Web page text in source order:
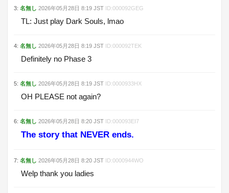
3: 名無し 2026年05月28日 8:19 JST ID:000092GEG
TL: Just play Dark Souls, lmao
4: 名無し 2026年05月28日 8:19 JST ID:000092TEK
Definitely no Phase 3
5: 名無し 2026年05月28日 8:19 JST ID:0000933HX
OH PLEASE not again?
6: 名無し 2026年05月28日 8:20 JST ID:000093EI7
The story that NEVER ends.
7: 名無し 2026年05月28日 8:20 JST ID:0000944WO
Welp thank you ladies